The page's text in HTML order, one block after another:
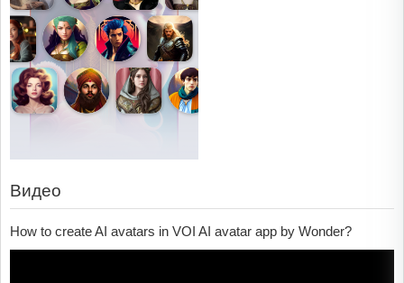
Видео
How to create AI avatars in VOI AI avatar app by Wonder?